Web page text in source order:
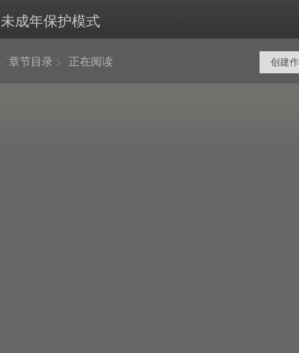
未成年保护模式
章节目录 正在阅读 创建